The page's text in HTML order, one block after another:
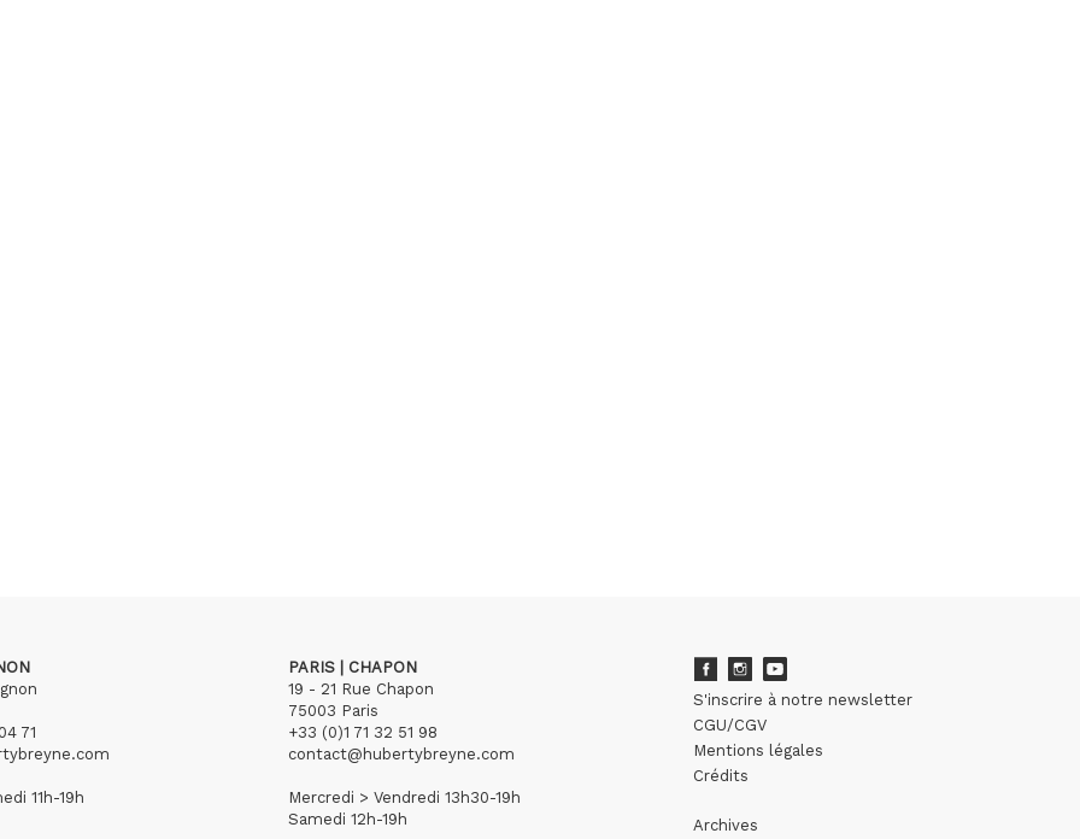
71
11h-19h
PARIS | CHAPON
19 - 21 Rue Chapon
75003 Paris
+33 (0)1 71 32 51 98
contact@hubertybreyne.com
Mercredi > Vendredi 13h30-19h
Samedi 12h-19h
S'inscrire à notre newsletter
CGU/CGV
Mentions légales
Crédits
Archives